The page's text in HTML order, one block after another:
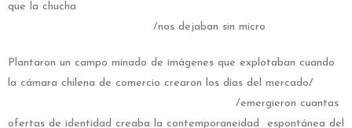
que la chucha
/nos dejaban sin micro
Plantaron un campo minado de imágenes que explotaban cuando
la cámara chilena de comercio crearon los días del mercado/
/emergieron cuantas
ofertas de identidad creaba la contemporaneidad espontánea del